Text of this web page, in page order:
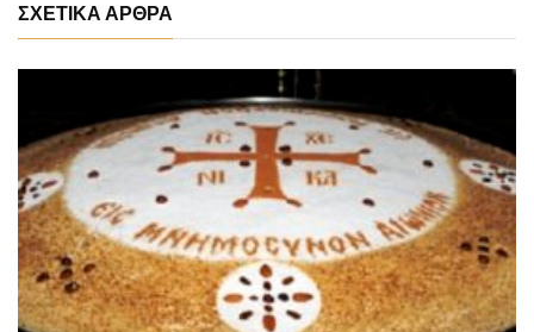
ΣΧΕΤΙΚΑ ΑΡΘΡΑ